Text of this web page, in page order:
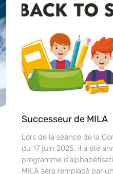
Successeur de MILA
Lors de la séance de la
du 17 juin 2025, il a été
programme
MILA sera remplacé par